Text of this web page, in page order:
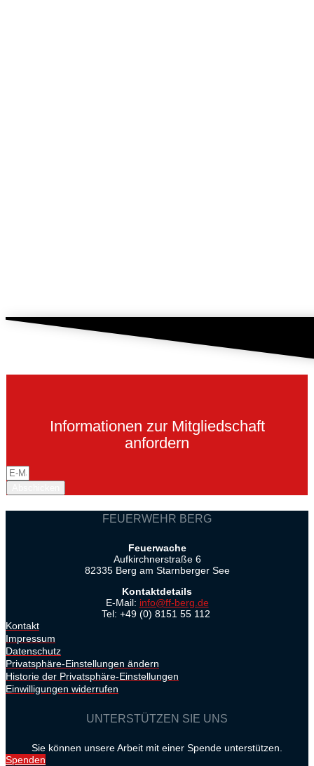
Informationen zur Mitgliedschaft
anfordern
FEUERWEHR BERG
Feuerwache
Aufkirchnerstraße 6
82335 Berg am Starnberger See
Kontaktdetails
E-Mail: info@ff-berg.de
Tel: +49 (0) 8151 55 112
Kontakt
Impressum
Datenschutz
Privatsphäre-Einstellungen ändern
Historie der Privatsphäre-Einstellungen
Einwilligungen widerrufen
UNTERSTÜTZEN SIE UNS
Sie können unsere Arbeit mit einer Spende unterstützen.
Spenden